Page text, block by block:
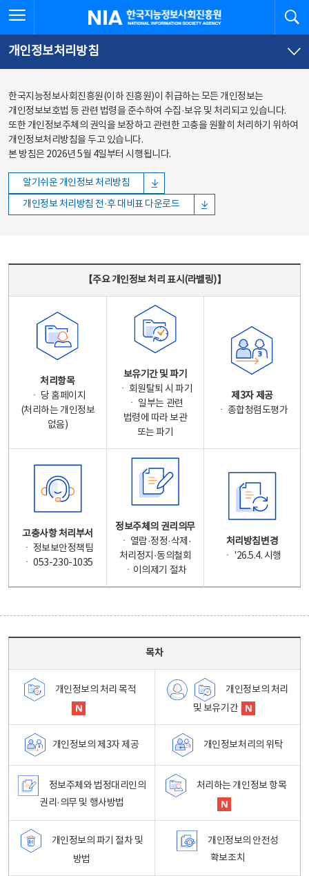
바로가기
바로가기
한국지능정보사회진흥원
개인정보처리방침
한국지능정보사회진흥원(이하 진흥원)이 취급하는 모든 개인정보는
개인정보보호법 등 관련 법령을 준수하여 수집·보유 및 처리되고 있습니다.
또한 개인정보주체의 권익을 보장하고 관련한 고충을 원활히 처리하기 위하여
개인정보처리방침을 두고 있습니다.
본 방침은 2026년 5월 4일부터 시행됩니다.
알기쉬운 개인정보 처리방침
개인정보 처리방침 전·후 대비표 다운로드
【주요 개인정보 처리 표시(라벨링)】
처리항목
ㆍ 당 홈페이지
(처리하는 개인정보
없음)
보유기간 및 파기
ㆍ 회원탈퇴 시 파기
ㆍ 일부는 관련
법령에 따라 보관
또는 파기
제3자 제공
ㆍ 종합청렴도평가
고충사항 처리부서
ㆍ 정보보안정책팀
ㆍ 053-230-1035
정보주체의 권리의무
ㆍ 열람·정정·삭제·
처리정지·동의철회
ㆍ이의제기 절차
처리방침변경
ㆍ '26.5.4. 시행
목차
개인정보의 처리 목적
개인정보의 처리
및 보유기간
개인정보의 제3자 제공 개인정보처리의 위탁
정보주체와 법정대리인의
권리·의무 및 행사방법
처리하는 개인정보 항목
개인정보의 파기 절차 및
방법
개인정보의 안전성
확보조치